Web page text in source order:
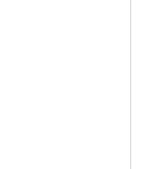
gastos
a